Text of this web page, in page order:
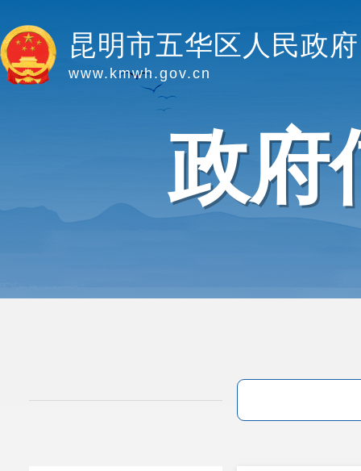
昆明市五华区人民政府
www.kmwh.gov.cn
政府